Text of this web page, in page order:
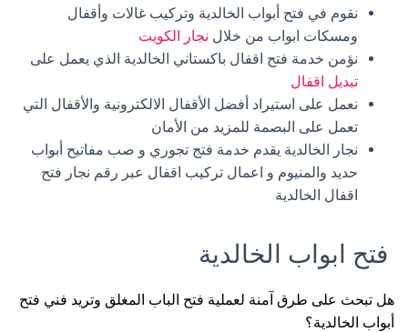
نقوم في فتح أبواب الخالدية وتركيب غالات وأقفال
ومسكات ابواب من خلال نجار الكويت
نؤمن خدمة فتح اقفال باكستاني الخالدية الذي يعمل على
تبديل اقفال
نعمل على استيراد أفضل الأقفال الالكترونية والأقفال التي
تعمل على البصمة للمزيد من الأمان
نجار الخالدية يقدم خدمة فتج تجوري و صب مفاتيح أبواب
حديد والمنيوم و اعمال تركيب اقفال عبر رقم نجار فتح
اقفال الخالدية
فتح ابواب الخالدية
هل تبحث على طرق آمنة لعملية فتح الباب المغلق وتريد فني فتح
أبواب الخالدية؟